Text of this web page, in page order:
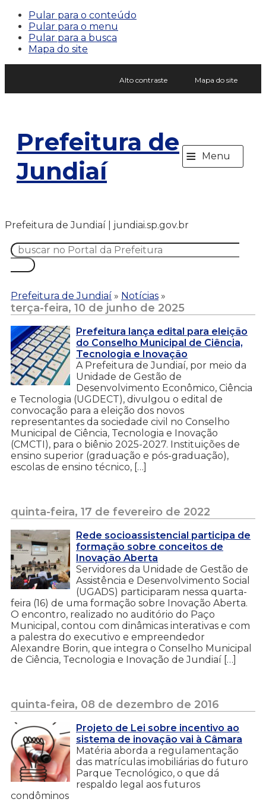
Pular para o conteúdo
Pular para o menu
Pular para a busca
Mapa do site
Alto contraste Mapa do site
Prefeitura de
Jundiaí
≡ Menu
Prefeitura de Jundiaí | jundiai.sp.gov.br
Prefeitura de Jundiaí » Notícias »
terça-feira, 10 de junho de 2025
Prefeitura lança edital para eleição
do Conselho Municipal de Ciência,
Tecnologia e Inovação
A Prefeitura de Jundiaí, por meio da
Unidade de Gestão de
Desenvolvimento Econômico, Ciência
e Tecnologia (UGDECT), divulgou o edital de
convocação para a eleição dos novos
representantes da sociedade civil no Conselho
Municipal de Ciência, Tecnologia e Inovação
(CMCTI), para o biênio 2025-2027. Instituições de
ensino superior (graduação e pós-graduação),
escolas de ensino técnico, […]
quinta-feira, 17 de fevereiro de 2022
Rede socioassistencial participa de
formação sobre conceitos de
Inovação Aberta
Servidores da Unidade de Gestão de
Assistência e Desenvolvimento Social
(UGADS) participaram nessa quarta-
feira (16) de uma formação sobre Inovação Aberta.
O encontro, realizado no auditório do Paço
Municipal, contou com dinâmicas interativas e com
a palestra do executivo e empreendedor
Alexandre Borin, que integra o Conselho Municipal
de Ciência, Tecnologia e Inovação de Jundiaí […]
quinta-feira, 08 de dezembro de 2016
Projeto de Lei sobre incentivo ao
sistema de inovação vai à Câmara
Matéria aborda a regulamentação
das matrículas imobiliárias do futuro
Parque Tecnológico, o que dá
respaldo legal aos futuros
condôminos